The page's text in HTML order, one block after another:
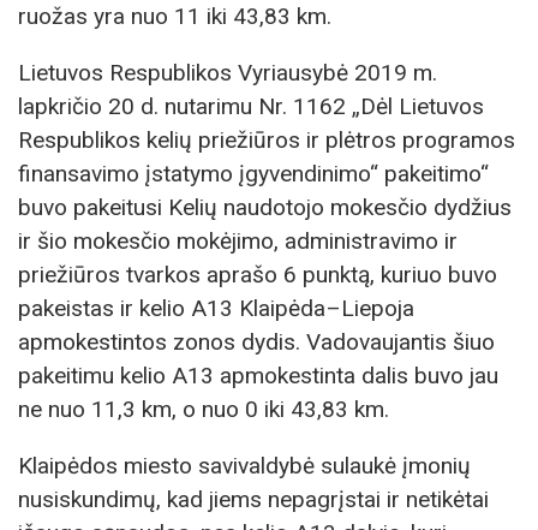
ruožas yra nuo 11 iki 43,83 km.
Lietuvos Respublikos Vyriausybė 2019 m.
lapkričio 20 d. nutarimu Nr. 1162 „Dėl Lietuvos
Respublikos kelių priežiūros ir plėtros programos
finansavimo įstatymo įgyvendinimo“ pakeitimo“
buvo pakeitusi Kelių naudotojo mokesčio dydžius
ir šio mokesčio mokėjimo, administravimo ir
priežiūros tvarkos aprašo 6 punktą, kuriuo buvo
pakeistas ir kelio A13 Klaipėda–Liepoja
apmokestintos zonos dydis. Vadovaujantis šiuo
pakeitimu kelio A13 apmokestinta dalis buvo jau
ne nuo 11,3 km, o nuo 0 iki 43,83 km.
Klaipėdos miesto savivaldybė sulaukė įmonių
nusiskundimų, kad jiems nepagrįstai ir netikėtai